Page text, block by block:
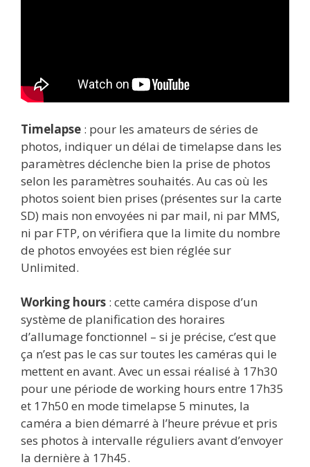
Timelapse : pour les amateurs de séries de
photos, indiquer un délai de timelapse dans les
paramètres déclenche bien la prise de photos
selon les paramètres souhaités. Au cas où les
photos soient bien prises (présentes sur la carte
SD) mais non envoyées ni par mail, ni par MMS,
ni par FTP, on vérifiera que la limite du nombre
de photos envoyées est bien réglée sur
Unlimited.
Working hours : cette caméra dispose d’un
système de planification des horaires
d’allumage fonctionnel – si je précise, c’est que
ça n’est pas le cas sur toutes les caméras qui le
mettent en avant. Avec un essai réalisé à 17h30
pour une période de working hours entre 17h35
et 17h50 en mode timelapse 5 minutes, la
caméra a bien démarré à l’heure prévue et pris
ses photos à intervalle réguliers avant d’envoyer
la dernière à 17h45.